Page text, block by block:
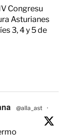
Congresu
Asturianes
3, 4 y 5 de
@alla_ast
·